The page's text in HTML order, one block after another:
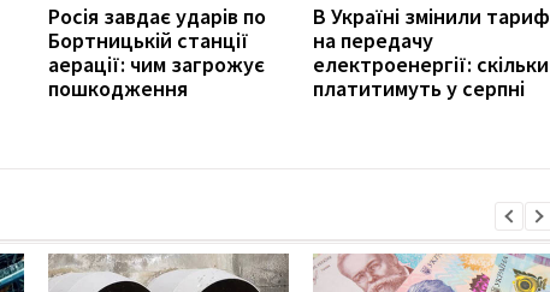
Росія завдає ударів по
Бортницькій станції
аерації: чим загрожує
пошкодження
В Україні змінили тариф
на передачу
електроенергії: скільки
платитимуть у серпні